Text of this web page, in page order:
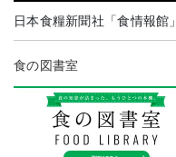
日本食糧新聞社「食情報館」
食の図書室